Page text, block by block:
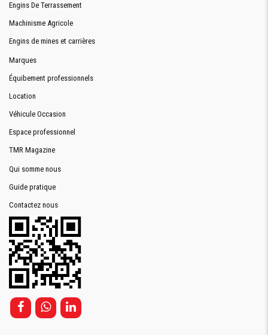
Engins De Terrassement
Machinisme Agricole
Engins de mines et carrières
Marques
Équibement professionnels
Location
Véhicule Occasion
Espace professionnel
TMR Magazine
Qui somme nous
Guide pratique
Contactez nous